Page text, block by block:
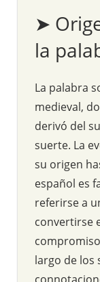
➤
la
La palabra
medieval,
derivó del
suerte. La
su origen
español es
referirse a
convertirse
largo de los